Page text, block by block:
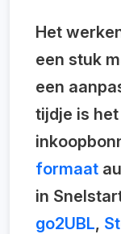
Het
een stuk
een
tijdje is
formaat
in
go2UBL,